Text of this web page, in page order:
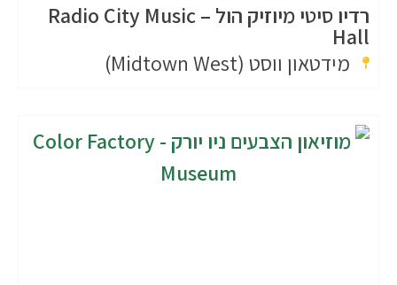
רדיו סיטי מיוזיק הול – Radio City Music
Hall
מידטאון ווסט (Midtown West)